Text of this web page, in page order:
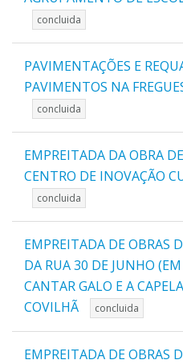
concluida
PAVIMENTAÇÕES E
PAVIMENTOS NA
concluida
EMPREITADA DA OBRA
CENTRO DE INOVAÇÃO
concluida
EMPREITADA DE OBRAS
DA RUA 30 DE JUNHO
CANTAR GALO E A
COVILHÃ
concluida
EMPREITADA DE OBRAS